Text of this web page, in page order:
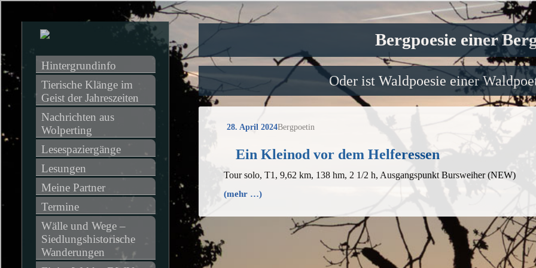
Bergpoesie einer
Oder ist Waldpoesie einer
28. April 2024Bergpoetin
Ein Kleinod vor dem Helferessen
Tour solo, T1, 9,62 km, 138 hm, 2 1/2 h, Ausgangspunkt Bursweiher (NEW)
(mehr …)
Hintergrundinfo
Tierische Klänge im
Geist der Jahreszeiten
Nachrichten aus
Wolperting
Lesespaziergänge
Lesungen
Meine Partner
Termine
Wälle und Wege –
Siedlungshistorische
Wanderungen